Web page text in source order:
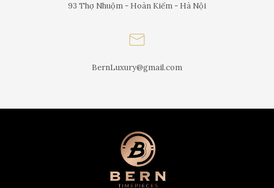
93 Thợ Nhuộm - Hoàn Kiếm - Hà Nội
BernLuxury@gmail.com